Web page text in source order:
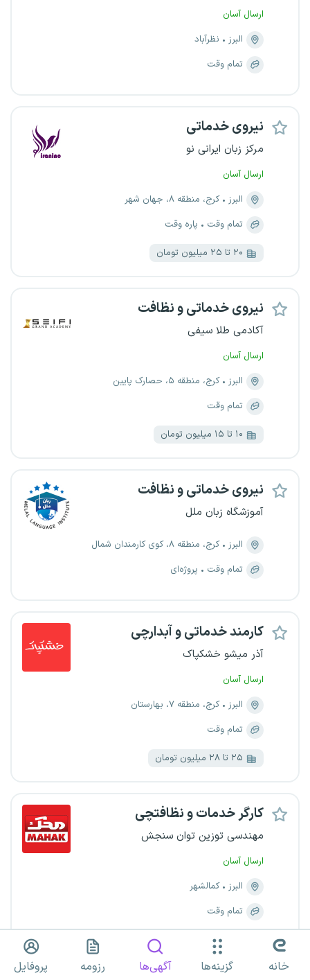
ارسال آسان
البرز
نظرآباد
تمام وقت
نیروی خدماتی
مرکز زبان ایرانی نو
ارسال آسان
البرز
کرج، منطقه ۸، جهان شهر
تمام وقت
پاره وقت
۲۰ تا ۲۵ میلیون تومان
نیروی خدماتی و نظافت
آکادمی طلا سیفی
ارسال آسان
البرز
کرج، منطقه ۵، حصارک پایین
تمام وقت
۱۰ تا ۱۵ میلیون تومان
نیروی خدماتی و نظافت
آموزشگاه زبان ملل
البرز
کرج، منطقه ۸، کوی کارمندان شمال
تمام وقت
پروژه‌ای
کارمند خدماتی و آبدارچی
آذر میشو خشکپاک
ارسال آسان
البرز
کرج، منطقه ۷، بهارستان
تمام وقت
۲۵ تا ۲۸ میلیون تومان
کارگر خدمات و نظافتچی
مهندسی توزین توان سنجش
ارسال آسان
البرز
کمالشهر
تمام وقت
کارفرمای پاسخگو
خانه گزینه‌ها آگهی‌ها رزومه پروفایل